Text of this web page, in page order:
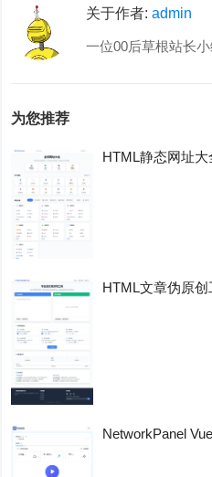
关于作者:admin
一位00后草根站长小
为您推荐
HTML静态网址大
HTML文章伪原
NetworkPanel